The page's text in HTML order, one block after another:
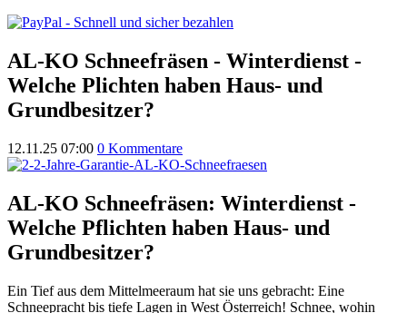
AL-KO Schneefräsen - Winterdienst -
Welche Plichten haben Haus- und
Grundbesitzer?
12.11.25 07:00 0 Kommentare
AL-KO Schneefräsen: Winterdienst -
Welche Pflichten haben Haus- und
Grundbesitzer?
Ein Tief aus dem Mittelmeeraum hat sie uns gebracht: Eine
Schneepracht bis tiefe Lagen in West Österreich! Schnee, wohin